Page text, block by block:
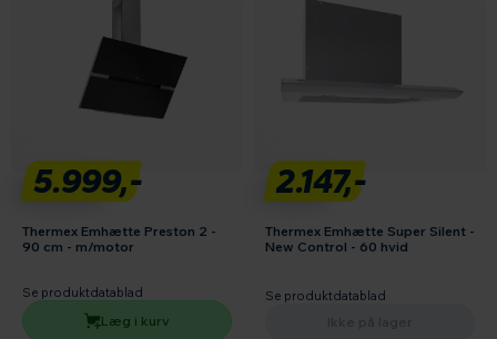
5.999,-
Thermex Emhætte Preston 2 -
90 cm - m/motor
Se produktdatablad
Læg i kurv
2.147,-
Thermex Emhætte Super Silent -
New Control - 60 hvid
Se produktdatablad